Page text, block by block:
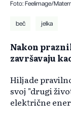
Foto: Feelimage/
beč jelka
Nakon
završavaju
Hiljade
svoj "drugi
električne